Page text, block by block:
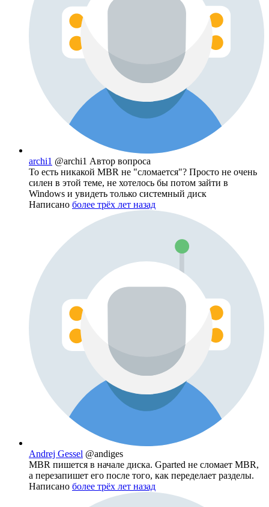
archi1 @archi1 Автор вопроса
То есть никакой MBR не "сломается"? Просто не очень
силен в этой теме, не хотелось бы потом зайти в
Windows и увидеть только системный диск
Написано более трёх лет назад
Andrej Gessel @andiges
MBR пишется в начале диска. Gparted не сломает MBR,
а перезапишет его после того, как переделает разделы.
Написано более трёх лет назад